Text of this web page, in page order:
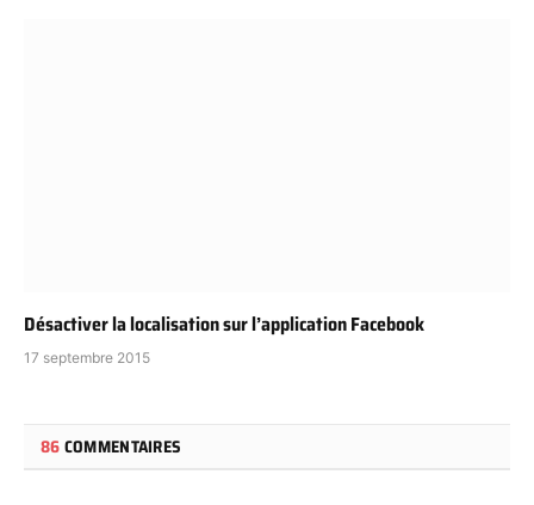
Désactiver la localisation sur l’application Facebook
17 septembre 2015
86COMMENTAIRES